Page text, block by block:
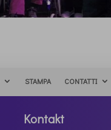
STAMPA CONTATTI
Kontakt